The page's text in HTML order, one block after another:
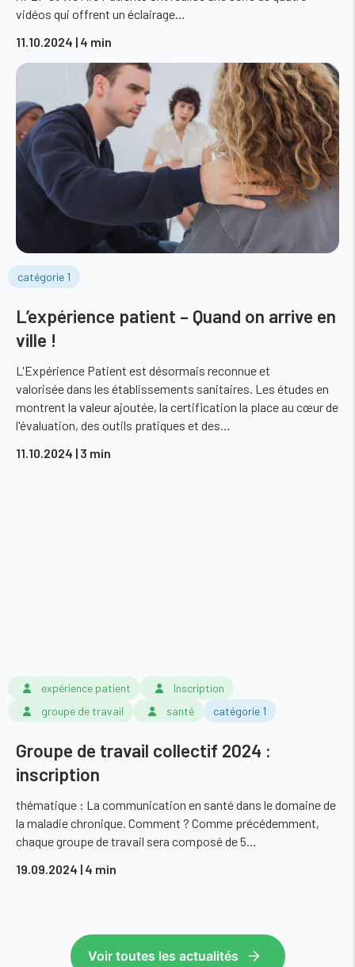
vidéos qui offrent un éclairage…
11.10.2024 | 4 min
catégorie 1
L’expérience patient – Quand on arrive en
ville !
L'Expérience Patient est désormais reconnue et
valorisée dans les établissements sanitaires. Les études en
montrent la valeur ajoutée, la certification la place au cœur de
l'évaluation, des outils pratiques et des…
11.10.2024 | 3 min
expérience patient
Inscription
groupe de travail
santé catégorie 1
Groupe de travail collectif 2024 :
inscription
thématique : La communication en santé dans le domaine de
la maladie chronique. Comment ? Comme précédemment,
chaque groupe de travail sera composé de 5…
19.09.2024 | 4 min
Voir toutes les actualités